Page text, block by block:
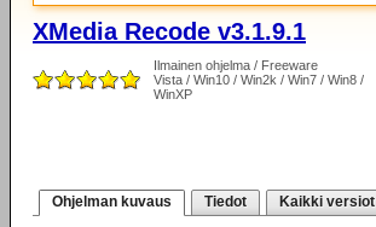
XMedia Recode v3.1.9.1
Ilmainen ohjelma / Freeware
Vista / Win10 / Win2k / Win7 / Win8 /
WinXP
Ohjelman kuvaus Tiedot Kaikki versiot